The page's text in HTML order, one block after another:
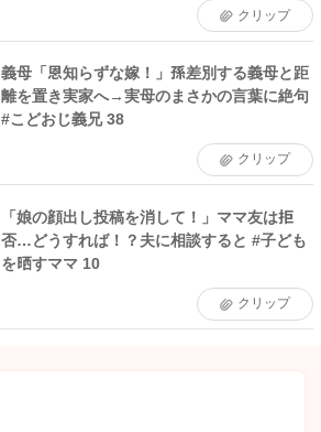
クリップ
義母「恩知らずな嫁！」孫差別する義母と距
離を置き実家へ→実母のまさかの言葉に絶句
#こどおじ義兄 38
クリップ
「娘の顔出し投稿を消して！」ママ友は拒
否…どうすれば！？夫に相談すると #子ども
を晒すママ 10
クリップ